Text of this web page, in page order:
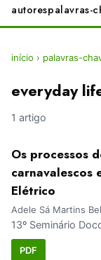
autorespalavras-
início › palavras-
everyday
1 artigo
Os processos
carnavalescos
Elétrico
Adele Sá Martins
13º Seminário
PDF